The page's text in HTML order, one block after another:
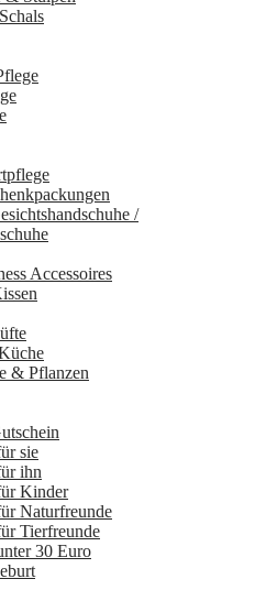
/
Accessoires
& Pflanzen
sie
ihn
Kinder
Naturfreunde
Tierfreunde
30 Euro